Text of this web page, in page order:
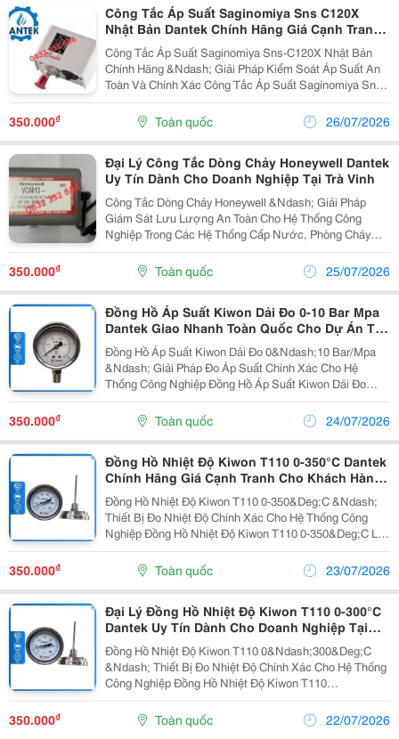
Công Tắc Áp Suất Saginomiya Sns C120X
Nhật Bản Dantek Chính Hãng Giá Cạnh Tranh
Cho Khách Hàng Tại Đồng Tháp
Công Tắc Áp Suất Saginomiya Sns-C120X Nhật Bản
Chính Hãng &Ndash; Giải Pháp Kiểm Soát Áp Suất An
Toàn Và Chính Xác Công Tắc Áp Suất Saginomiya Sns-
C120X Là Thiết Bị Điều Khiển Áp Suất Cơ Học Được
Sản Xuất Bởi Thương Hiệu Saginomiya Của Nhật
350.000₫ Toàn quốc 26/07/2026
Đại Lý Công Tắc Dòng Chảy Honeywell Dantek
Uy Tín Dành Cho Doanh Nghiệp Tại Trà Vinh
Công Tắc Dòng Chảy Honeywell &Ndash; Giải Pháp
Giám Sát Lưu Lượng An Toàn Cho Hệ Thống Công
Nghiệp Trong Các Hệ Thống Cấp Nước, Phòng Cháy
Chữa Cháy (Pccc), Hvac, Xử Lý Nước Và Nhiều Ứng
Dụng Công Nghiệp Khác, Việc Giám Sát Dòng Chảy Là
Yếu Tố Quan...
350.000₫ Toàn quốc 25/07/2026
Đồng Hồ Áp Suất Kiwon Dải Đo 0-10 Bar Mpa
Dantek Giao Nhanh Toàn Quốc Cho Dự Án Tại
Bình Định
Đồng Hồ Áp Suất Kiwon Dải Đo 0&Ndash;10 Bar/Mpa
&Ndash; Giải Pháp Đo Áp Suất Chính Xác Cho Hệ
Thống Công Nghiệp Đồng Hồ Áp Suất Kiwon Dải Đo
0&Ndash;10 Bar/Mpa Là Gì? Đồng Hồ Áp Suất Kiwon
Dải Đo 0&Ndash;10 Bar/Mpa Là Thiết Bị Đo Áp Suất Cơ
350.000₫ Toàn quốc 24/07/2026
Đồng Hồ Nhiệt Độ Kiwon T110 0-350°C Dantek
Chính Hãng Giá Cạnh Tranh Cho Khách Hàng
Tại Yên Bái
Đồng Hồ Nhiệt Độ Kiwon T110 0-350&Deg;C &Ndash;
Thiết Bị Đo Nhiệt Độ Chính Xác Cho Hệ Thống Công
Nghiệp Đồng Hồ Nhiệt Độ Kiwon T110 0-350&Deg;C Là
Thiết Bị Đo Nhiệt Độ Cơ Học Được Sử Dụng Phổ Biến
Trong Các Hệ Thống Hơi Nóng, Lò Hơi, Đường Ống
Công...
350.000₫ Toàn quốc 23/07/2026
Đại Lý Đồng Hồ Nhiệt Độ Kiwon T110 0-300°C
Dantek Uy Tín Dành Cho Doanh Nghiệp Tại
Vĩnh Phúc
Đồng Hồ Nhiệt Độ Kiwon T110 0&Ndash;300&Deg;C
&Ndash; Thiết Bị Đo Nhiệt Độ Chính Xác Cho Hệ Thống
Công Nghiệp Đồng Hồ Nhiệt Độ Kiwon T110
0&Ndash;300&Deg;C Là Thiết Bị Đo Nhiệt Độ Cơ Học
Được Sử Dụng Phổ Biến Trong Các Hệ Thống Hơi, Dầu
Truyền...
350.000₫ Toàn quốc 22/07/2026